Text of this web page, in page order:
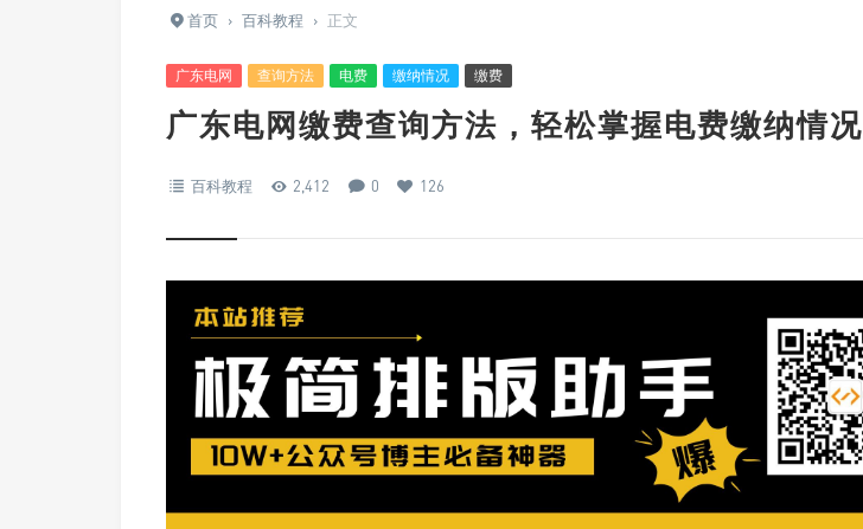
首页 › 百科教程 › 正文
广东电网 查询方法 电费 缴纳情况 缴费
广东电网缴费查询方法，轻松掌握电费缴纳情况
百科教程 2,412 0 126